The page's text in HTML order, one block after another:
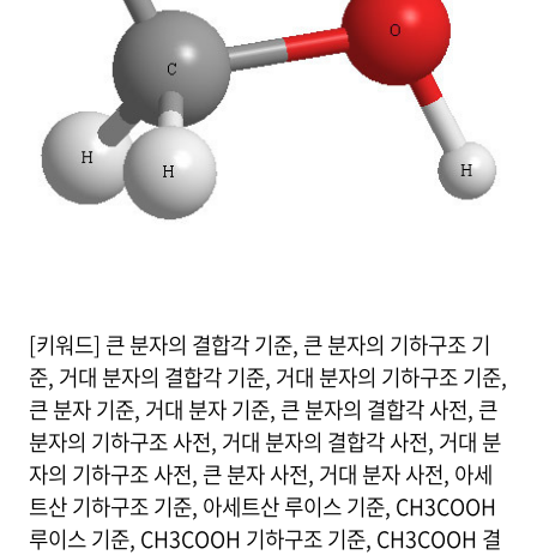
[키워드] 큰 분자의 결합각 기준, 큰 분자의 기하구조 기
준, 거대 분자의 결합각 기준, 거대 분자의 기하구조 기준,
큰 분자 기준, 거대 분자 기준, 큰 분자의 결합각 사전, 큰
분자의 기하구조 사전, 거대 분자의 결합각 사전, 거대 분
자의 기하구조 사전, 큰 분자 사전, 거대 분자 사전, 아세
트산 기하구조 기준, 아세트산 루이스 기준, CH3COOH
루이스 기준, CH3COOH 기하구조 기준, CH3COOH 결